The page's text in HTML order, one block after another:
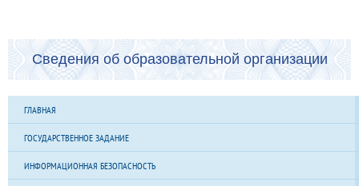
Сведения об образовательной организации
ГЛАВНАЯ
ГОСУДАРСТВЕННОЕ ЗАДАНИЕ
ИНФОРМАЦИОННАЯ БЕЗОПАСНОСТЬ